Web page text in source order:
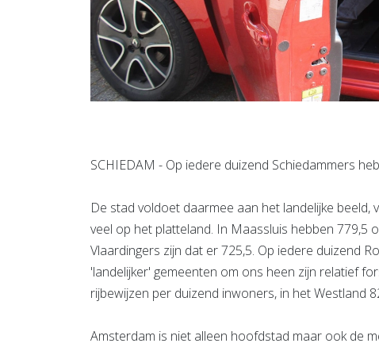
SCHIEDAM - Op iedere duizend Schiedammers
De stad voldoet daarmee aan het landelijke
veel op het platteland. In Maassluis hebben 779,5
Vlaardingers zijn dat er 725,5. Op iedere duizend
'landelijker' gemeenten om ons heen zijn relatief
rijbewijzen per duizend inwoners, in het Westland
Amsterdam is niet alleen hoofdstad maar ook de